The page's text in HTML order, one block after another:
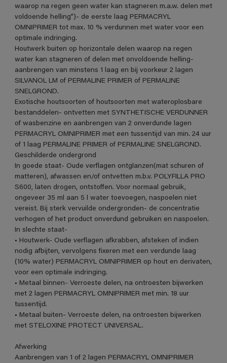
waarop na regen geen water kan stagneren m.a.w. delen met
voldoende helling”)- de eerste laag PERMACRYL
OMNIPRIMER tot max. 10 % verdunnen met water voor een
optimale indringing.
Houtwerk buiten op horizontale delen waarop na regen
water kan stagneren of delen met onvoldoende helling-
aanbrengen van minstens 1 laag en bij voorkeur 2 lagen
SILVANOL LM of PERMALINE PRIMER of PERMALINE
SNELGROND.
Exotische houtsoorten of houtsoorten met wateroplosbare
bestanddelen- ontvetten met SYNTHETISCHE VERDUNNER
of wasbenzine en aanbrengen van 2 onverdunde lagen
PERMACRYL OMNIPRIMER met een tussentijd van min. 24 uur
of 1 laag PERMALINE PRIMER of PERMALINE SNELGROND.
Geschilderde ondergrond
In goede staat- Oude verflagen ontglanzen(mat schuren of
matteren), afwassen en/of ontvetten m.b.v. POLYFILLA PRO
S600, laten drogen, ontstoffen. Voor normaal gebruik,
ongeveer 35 ml aan 5 l water toevoegen, naspoelen niet
vereist. Bij sterk vervuilde ondergronden- de concentratie
verhogen of het product onverdund gebruiken en naspoelen.
In slechte staat-
• Houtwerk- Oude verflagen afkrabben, afsteken of indien
nodig afbijten, vervolgens fixeren met een verdunde laag
(10% water) PERMACRYL OMNIPRIMER op hout en derivaten,
voor een optimale indringing.
• Metaal binnen- Verroeste delen, na ontroesten bijwerken
met 2 lagen PERMACRYL OMNIPRIMER met min. 18 uur
tussentijd.
• Metaal buiten- Verroeste delen, na ontroesten bijwerken
met STELOXINE PROTECT UNIVERSAL.
Afwerking
Aanbrengen van 1 of 2 lagen PERMACRYL OMNIPRIMER